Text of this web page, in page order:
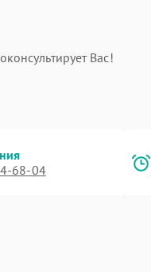
Вас!
68-04